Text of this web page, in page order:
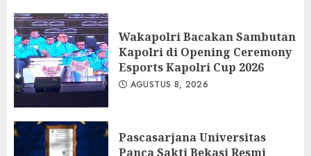
Wakapolri Bacakan Sambutan
Kapolri di Opening Ceremony
Esports Kapolri Cup 2026
AGUSTUS 8, 2026
Pascasarjana Universitas
Panca Sakti Bekasi Resmi